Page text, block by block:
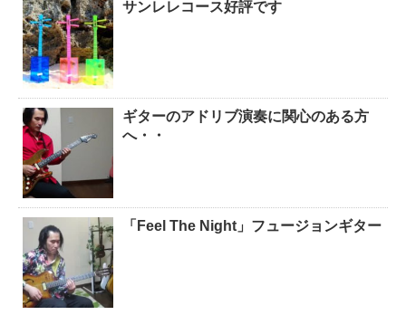
サンレレコース好評です
ギターのアドリブ演奏に関心のある方
へ・・
「Feel The Night」フュージョンギター